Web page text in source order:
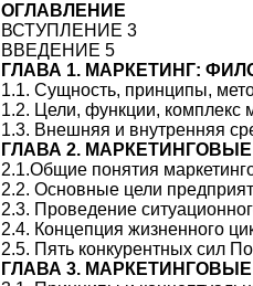
ОГЛАВЛЕНИЕ
ВСТУПЛЕНИЕ 3
ВВЕДЕНИЕ 5
ГЛАВА 1. МАРКЕТИНГ:
1.1. Сущность, принципы,
1.2. Цели, функции, комплекс
1.3. Внешняя и внутренняя
ГЛАВА 2.
2.1.Общие понятия
2.2. Основные цели
2.3. Проведение
2.4. Концепция жизненного
2.5. Пять конкурентных сил
ГЛАВА 3.